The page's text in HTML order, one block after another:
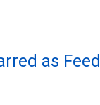
as Feed